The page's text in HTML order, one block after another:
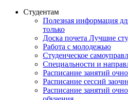
Студентам
Полезная информация
только
Доска почета Лучшие
Работа с молодежью
Студенческое
Специальности и
Расписание занятий
Расписание сессий
Расписание занятий